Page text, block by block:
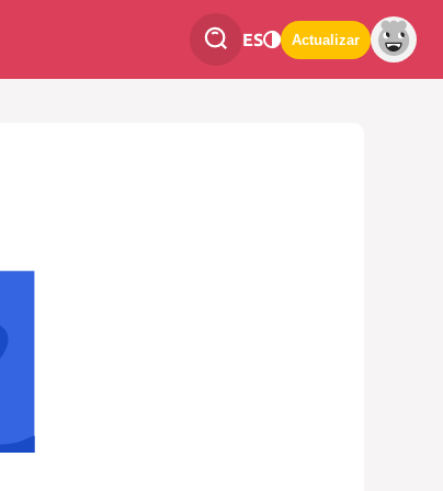
ES Actualizar